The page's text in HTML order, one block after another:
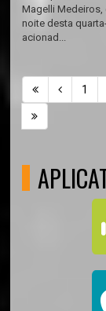
Magelli Medeiros,
noite desta
acionad...
1